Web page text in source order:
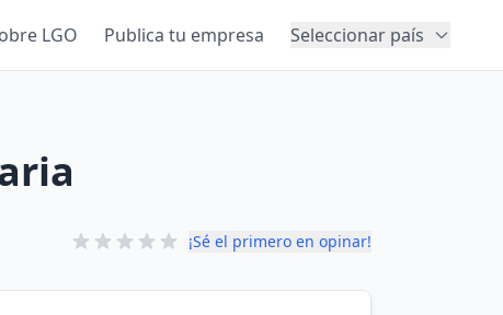
LGO Publica tu empresa Seleccionar país
¡Sé el primero en opinar!